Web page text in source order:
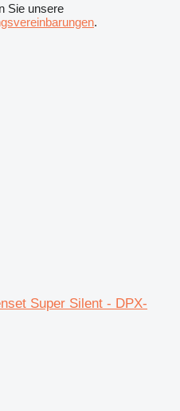
Sie unsere
.
Super Silent - DPX-